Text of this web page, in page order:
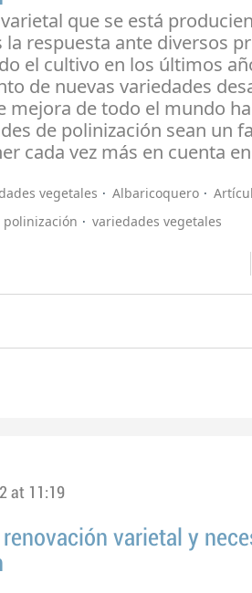
que se está
la respuesta ante diversos
el cultivo en los últimos
de nuevas variedades
mejora de todo el mundo
de polinización sean un
cada vez más en cuenta
vegetales Albaricoquero
polinización variedades vegetales
at 11:19
varietal y